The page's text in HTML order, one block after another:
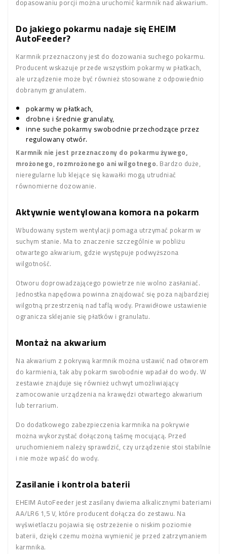
dopasowaniu porcji można uruchomić karmnik nad akwarium.
Do jakiego pokarmu nadaje się EHEIM
AutoFeeder?
Karmnik przeznaczony jest do dozowania suchego pokarmu.
Producent wskazuje przede wszystkim pokarmy w płatkach,
ale urządzenie może być również stosowane z odpowiednio
dobranym granulatem.
pokarmy w płatkach,
drobne i średnie granulaty,
inne suche pokarmy swobodnie przechodzące przez
regulowany otwór.
Karmnik nie jest przeznaczony do pokarmu żywego,
mrożonego, rozmrożonego ani wilgotnego. Bardzo duże,
nieregularne lub klejące się kawałki mogą utrudniać
równomierne dozowanie.
Aktywnie wentylowana komora na pokarm
Wbudowany system wentylacji pomaga utrzymać pokarm w
suchym stanie. Ma to znaczenie szczególnie w pobliżu
otwartego akwarium, gdzie występuje podwyższona
wilgotność.
Otworu doprowadzającego powietrze nie wolno zasłaniać.
Jednostka napędowa powinna znajdować się poza najbardziej
wilgotną przestrzenią nad taflą wody. Prawidłowe ustawienie
ogranicza sklejanie się płatków i granulatu.
Montaż na akwarium
Na akwarium z pokrywą karmnik można ustawić nad otworem
do karmienia, tak aby pokarm swobodnie wpadał do wody. W
zestawie znajduje się również uchwyt umożliwiający
zamocowanie urządzenia na krawędzi otwartego akwarium
lub terrarium.
Do dodatkowego zabezpieczenia karmnika na pokrywie
można wykorzystać dołączoną taśmę mocującą. Przed
uruchomieniem należy sprawdzić, czy urządzenie stoi stabilnie
i nie może wpaść do wody.
Zasilanie i kontrola baterii
EHEIM AutoFeeder jest zasilany dwiema alkalicznymi bateriami
AA/LR6 1,5 V, które producent dołącza do zestawu. Na
wyświetlaczu pojawia się ostrzeżenie o niskim poziomie
baterii, dzięki czemu można wymienić je przed zatrzymaniem
karmnika.